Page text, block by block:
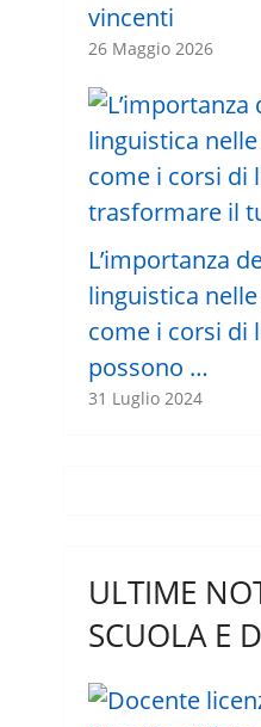
vincenti
26 Maggio 2026
L’importanza
linguistica
come i corsi di
possono …
31 Luglio 2024
ULTIME
SCUOLA E